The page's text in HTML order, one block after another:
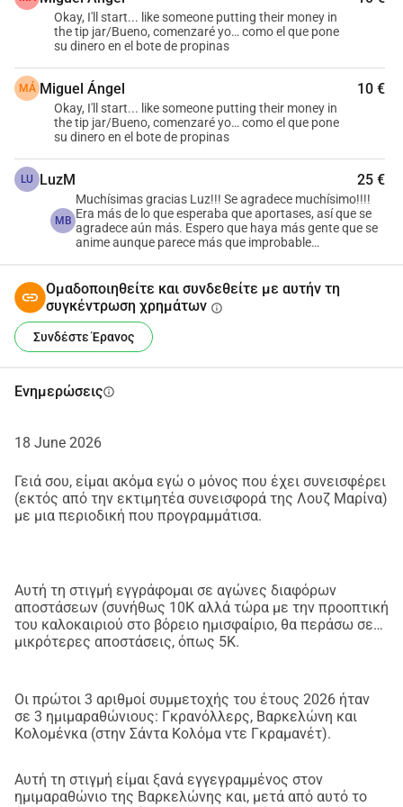
εύκολες, αναρωτήθηκα, "Τι μπορώ να κάνω για να
αυξήσω την ένταση;"
Έτσι, έψαξα για μια εφαρμογή περπατήματος/τρέξιμου
για να δω αν μπορούσα να πετύχω αυτό που φαινόταν
αδύνατο για τις περισσότερες από τις ζωές μου: πάντα
ήμουν υπέρβαρος, χωρίς καμία αθλητική ικανότητα ή
κλίση. Επιπλέον, διαγνώστηκα με άσθμα στην ηλικία των
7 Ποτέ δεν πίστευα ότι θα μπορούσα να τρέξω 5
χιλιόμετρα.
ήθελα την εφαρμογή CaCo (μεταξύ 5K και 10K), διάλεξα
5K γιατί δεν ήθελα να είμαι πολύ φιλόδοξος.
Δεν πίστευα ότι θα μπορούσα να ολοκληρώσω την
εφαρμογή 5K, οπότε γιατί να προσπαθήσω με την 10K;
κατέβασα την εφαρμογή 10K, την οποία επίσης
(την πόλη μου), η Cursa de la Mercè εκείνη τη χρονιά
(Σεπτέμβριος 2012). Από τότε, έχω τρέξει πολλούς
αγώνες 10K, μερικούς 5K, τρεις εκδόσεις ενός αγώνα
ψυχαγωγίας του Τιμπιντάμπο), τρεις αγώνες
Behobia/San Sebastián και περίπου εννέα
ημιμαραθώνιους. Έχω τρέξει επίσης δύο αγώνες που
(υπήρχαν εκδόσεις 15K και 30K [και οι δύο που έτρεξα
ήταν 30K]), και δύο μαραθώνιους (και οι δύο στη
*Γιατί τόσα πολλά χρόνια μεταξύ των δύο μαραθωνίων;
Okay, I'll start... like someone putting their money in
the tip jar/Bueno, comenzaré yo… como el que pone
su dinero en el bote de propinas
MÁ Miguel Ángel 10 €
Okay, I'll start... like someone putting their money in
the tip jar/Bueno, comenzaré yo… como el que pone
su dinero en el bote de propinas
LU LuzM 25 €
MB
Muchísimas gracias Luz!!! Se agradece muchísimo!!!!
Era más de lo que esperaba que aportases, así que se
agradece aún más. Espero que haya más gente que se
anime aunque parece más que improbable…
Ομαδοποιηθείτε και συνδεθείτε με αυτήν τη
συγκέντρωση χρημάτων info
Συνδέστε Έρανος
Ενημερώσειςinfo
18 June 2026
Γειά σου, είμαι ακόμα εγώ ο μόνος που έχει συνεισφέρει
(εκτός από την εκτιμητέα συνεισφορά της Λουζ Μαρίνα)
με μια περιοδική που προγραμμάτισα.
Αυτή τη στιγμή εγγράφομαι σε αγώνες διαφόρων
αποστάσεων (συνήθως 10K αλλά τώρα με την προοπτική
του καλοκαιριού στο βόρειο ημισφαίριο, θα περάσω σε
μικρότερες αποστάσεις, όπως 5K.
Οι πρώτοι 3 αριθμοί συμμετοχής του έτους 2026 ήταν
σε 3 ημιμαραθώνιους: Γκρανόλλερς, Βαρκελώνη και
Κολομένκα (στην Σάντα Κολόμα ντε Γκραμανέτ).
Αυτή τη στιγμή είμαι ξανά εγγεγραμμένος στον
ημιμαραθώνιο της Βαρκελώνης και, μετά από αυτό το